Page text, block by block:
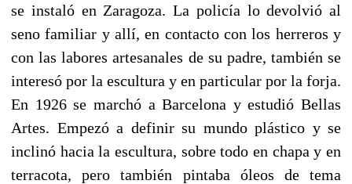
se instaló en Zaragoza. La policía lo devolvió al
seno familiar y allí, en contacto con los herreros y
con las labores artesanales de su padre, también se
interesó por la escultura y en particular por la forja.
En 1926 se marchó a Barcelona y estudió Bellas
Artes. Empezó a definir su mundo plástico y se
inclinó hacia la escultura, sobre todo en chapa y en
terracota, pero también pintaba óleos de tema